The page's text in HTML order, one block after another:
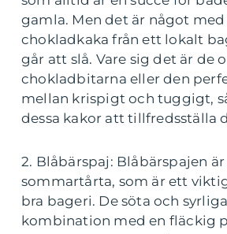
gamla. Men det är något med
chokladkaka från ett lokalt
går att slå. Vare sig det är de
chokladbitarna eller den
mellan krispigt och tuggigt,
dessa kakor att tillfredsställa
2. Blåbärspaj: Blåbärspajen
sommartårta, som är ett
bra bageri. De söta och
kombination med en fläckig